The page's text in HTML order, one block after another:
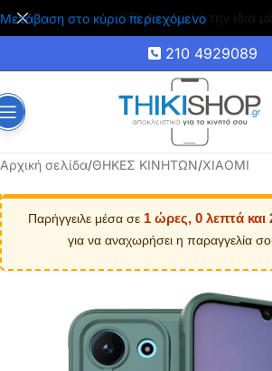
Μετάβαση στο κύριο περιεχόμενο
🚚 Δωρεάν μεταφορικά για αγορές
210 4929089
Αρχική σελίδα/ΘΗΚΕΣ ΚΙΝΗΤΩΝ/XIAOMI
Παρήγγειλε μέσα σε 1 ώρες, 0 λεπτά και
για να αναχωρήσει η παραγγελία